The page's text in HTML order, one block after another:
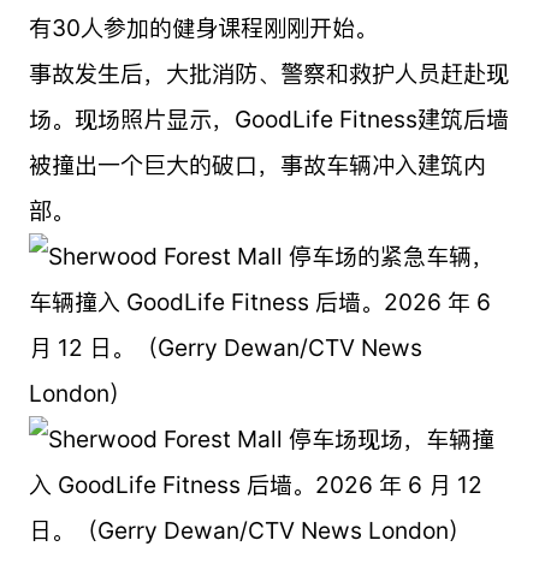
有30人参加的健身课程刚刚开始。
事故发生后，大批消防、警察和救护人员赶赴现
场。现场照片显示，GoodLife Fitness建筑后墙
被撞出一个巨大的破口，事故车辆冲入建筑内
部。